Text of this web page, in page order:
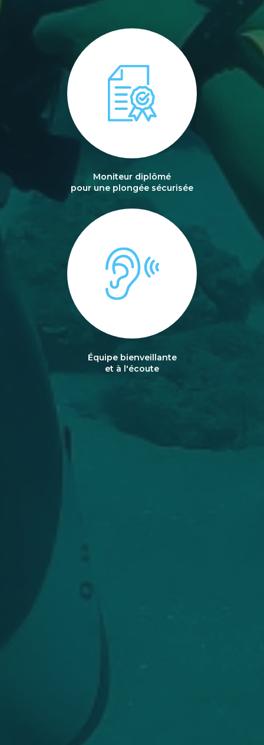
Moniteur diplômé
pour une plongée sécurisée
Équipe bienveillante
et à l'écoute